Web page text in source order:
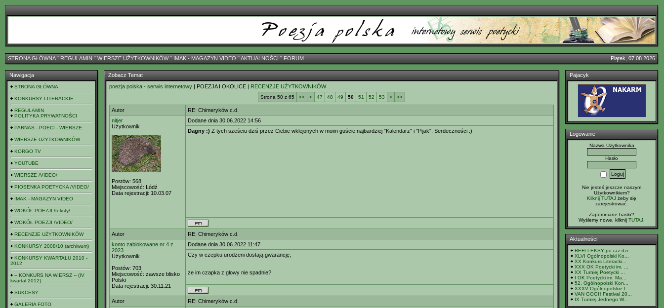
STRONA GŁÓWNAˇ REGULAMIN ˇ WIERSZE UŻYTKOWNIKÓWˇ IMAK - MAGAZYN VIDEO ˇAKTUALNOŚCI ˇ FORUM Piątek, 07.08.2026
Nawigacja
STRONA GŁÓWNA
KONKURSY LITERACKIE
REGULAMIN
POLITYKA PRYWATNOŚCI
PARNAS - POECI - WIERSZE
WIERSZE UŻYTKOWNIKÓW
KORGO TV
YOUTUBE
WIERSZE /VIDEO/
PIOSENKA POETYCKA /VIDEO/
IMAK - MAGAZYN VIDEO
WOKÓŁ POEZJI /teksty/
WOKÓŁ POEZJI /VIDEO/
RECENZJE UŻYTKOWNIKÓW
KONKURSY 2008/10 (archiwum)
KONKURSY KWARTAŁU 2010 -
2012
-- KONKURS NA WIERSZ -- (IV
kwartał 2012)
SUKCESY
GALERIA FOTO
Zobacz Temat
poezja polska - serwis internetowy | POEZJA I OKOLICE | RECENZJE UŻYTKOWNIKÓW
Strona 50 z 65 << < 47 48 49 50 51 52 53 > >>
Autor
RE: Chimeryków c.d.
nitjer
Użytkownik
Postów: 568
Miejscowość: Łódź
Data rejestracji: 10.03.07
Dodane dnia 30.06.2022 14:56
Dagny :) Z tych sześciu dziś przez Ciebie wklejonych w moim guście najbardziej "Kalendarz" i "Pijak". Serdeczności :)
Autor
RE: Chimeryków c.d.
konto zablokowane nr 4 z
2023
Użytkownik
Postów: 703
Miejscowość: zawsze blisko
Polski
Data rejestracji: 30.11.21
Dodane dnia 30.06.2022 11:47
Czy w czepku urodzeni dostają gwarancję,
że im czapka z głowy nie spadnie?
Autor
RE: Chimeryków c.d.
Pajacyk
Logowanie
Nazwa Użytkownika
Hasło
Nie jesteś jeszcze naszym
Użytkownikiem?
Kilknij TUTAJ żeby się
zarejestrować.
Zapomniane hasło?
Wyślemy nowe, kliknij TUTAJ
Aktualności
REFLLEKSY po raz dzi...
XLVI Ogólnopolski Ko...
XX Konkurs Literacki...
XXX OK Poetycki im. ...
XX Turniej Poetycki ...
I OK Poetycki im. Ma...
52. Ogólnopolski Kon...
XXXV Ogólnopolskie L...
VAN GOGH Festival 20...
IX Turniej Jednego W...